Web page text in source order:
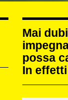
Mai
possa
In